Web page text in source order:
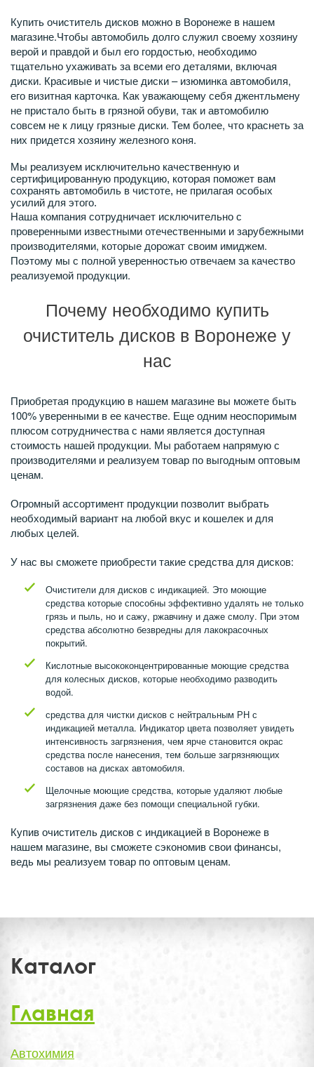
Купить очиститель дисков можно в Воронеже в нашем
магазине.Чтобы автомобиль долго служил своему хозяину
верой и правдой и был его гордостью, необходимо
тщательно ухаживать за всеми его деталями, включая
диски. Красивые и чистые диски – изюминка автомобиля,
его визитная карточка. Как уважающему себя джентльмену
не пристало быть в грязной обуви, так и автомобилю
совсем не к лицу грязные диски. Тем более, что краснеть за
них придется хозяину железного коня.
Мы реализуем исключительно качественную и
сертифицированную продукцию, которая поможет вам
сохранять автомобиль в чистоте, не прилагая особых
усилий для этого.
Наша компания сотрудничает исключительно с
проверенными известными отечественными и зарубежными
производителями, которые дорожат своим имиджем.
Поэтому мы с полной уверенностью отвечаем за качество
реализуемой продукции.
Почему необходимо купить
очиститель дисков в Воронеже у
нас
Приобретая продукцию в нашем магазине вы можете быть
100% уверенными в ее качестве. Еще одним неоспоримым
плюсом сотрудничества с нами является доступная
стоимость нашей продукции. Мы работаем напрямую с
производителями и реализуем товар по выгодным оптовым
ценам.
Огромный ассортимент продукции позволит выбрать
необходимый вариант на любой вкус и кошелек и для
любых целей.
У нас вы сможете приобрести такие средства для дисков:
Очистители для дисков с индикацией. Это моющие
средства которые способны эффективно удалять не только
грязь и пыль, но и сажу, ржавчину и даже смолу. При этом
средства абсолютно безвредны для лакокрасочных
покрытий.
Кислотные высококонцентрированные моющие средства
для колесных дисков, которые необходимо разводить
водой.
средства для чистки дисков с нейтральным РН с
индикацией металла. Индикатор цвета позволяет увидеть
интенсивность загрязнения, чем ярче становится окрас
средства после нанесения, тем больше загрязняющих
составов на дисках автомобиля.
Щелочные моющие средства, которые удаляют любые
загрязнения даже без помощи специальной губки.
Купив очиститель дисков с индикацией в Воронеже в
нашем магазине, вы сможете сэкономив свои финансы,
ведь мы реализуем товар по оптовым ценам.
Каталог
Главная
Автохимия